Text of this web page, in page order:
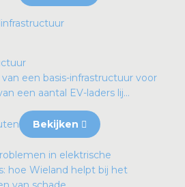
een basis-infrastructuur voor
een aantal EV-laders lij...
Bekijken